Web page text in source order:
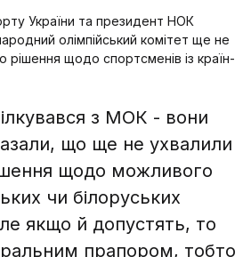
України та президент НОК
олімпійський комітет ще не
рішення щодо спортсменів із країн-
з МОК - вони
що ще не ухвалили
щодо можливого
чи білоруських
якщо й допустять, то
прапором, тобто